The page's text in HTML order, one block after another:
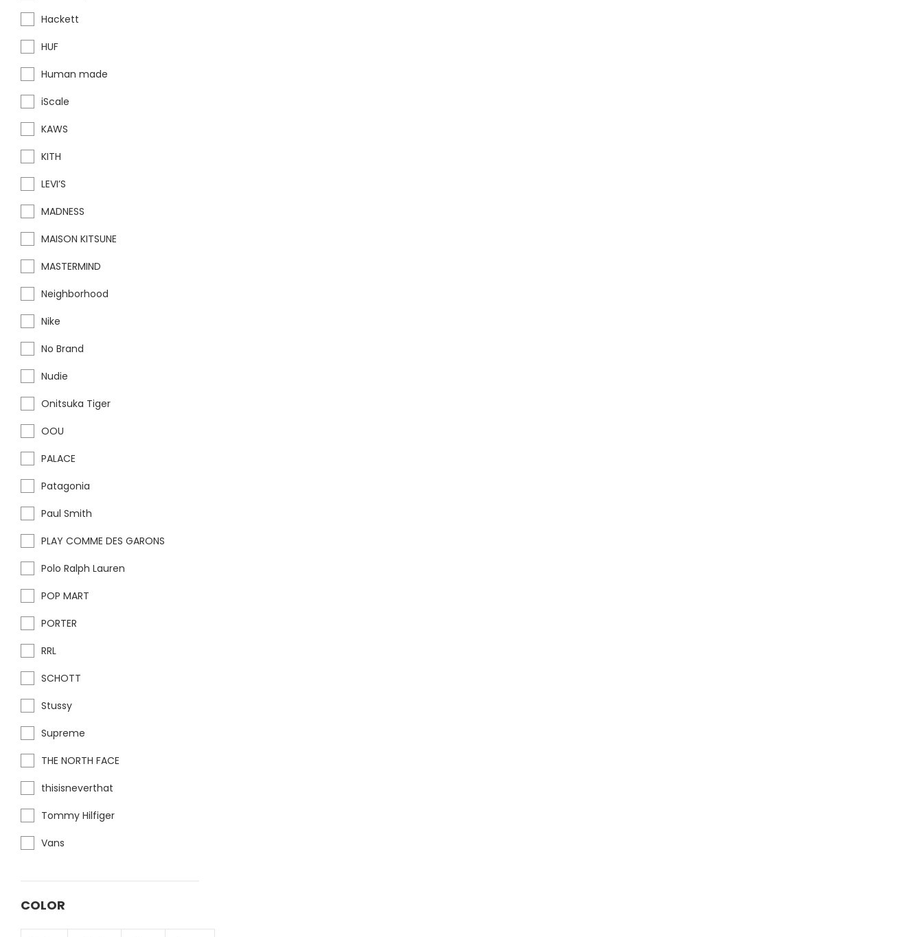
Hackett
HUF
Human made
iScale
KAWS
KITH
LEVI’S
MADNESS
MAISON KITSUNE
MASTERMIND
Neighborhood
Nike
No Brand
Nudie
Onitsuka Tiger
OOU
PALACE
Patagonia
Paul Smith
PLAY COMME DES GARONS
Polo Ralph Lauren
POP MART
PORTER
RRL
SCHOTT
Stussy
Supreme
THE NORTH FACE
thisisneverthat
Tommy Hilfiger
Vans
COLOR